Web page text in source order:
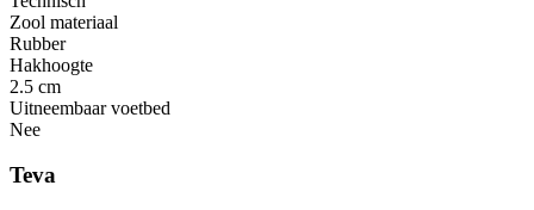
Zool materiaal
Rubber
Hakhoogte
2.5 cm
Uitneembaar voetbed
Nee
Teva